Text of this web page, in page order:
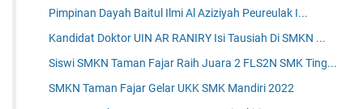
Pimpinan Dayah Baitul Ilmi Al Aziziyah Peureulak I...
Kandidat Doktor UIN AR RANIRY Isi Tausiah Di SMKN ...
Siswi SMKN Taman Fajar Raih Juara 2 FLS2N SMK Ting...
SMKN Taman Fajar Gelar UKK SMK Mandiri 2022